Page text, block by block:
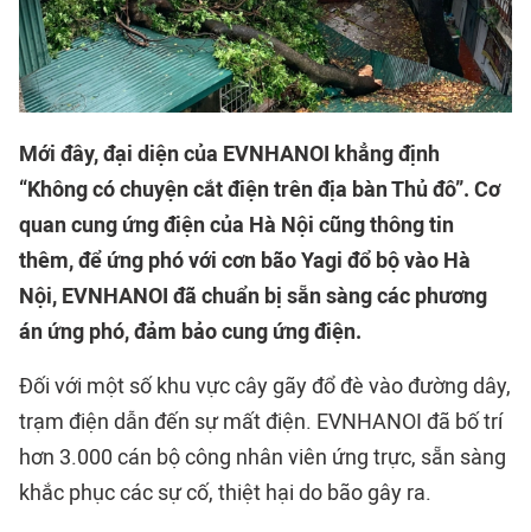
Mới đây, đại diện của EVNHANOI khẳng định
“Không có chuyện cắt điện trên địa bàn Thủ đô”. Cơ
quan cung ứng điện của Hà Nội cũng thông tin
thêm, để ứng phó với cơn bão Yagi đổ bộ vào Hà
Nội, EVNHANOI đã chuẩn bị sẵn sàng các phương
án ứng phó, đảm bảo cung ứng điện.
Đối với một số khu vực cây gãy đổ đè vào đường dây,
trạm điện dẫn đến sự mất điện. EVNHANOI đã bố trí
hơn 3.000 cán bộ công nhân viên ứng trực, sẵn sàng
khắc phục các sự cố, thiệt hại do bão gây ra.